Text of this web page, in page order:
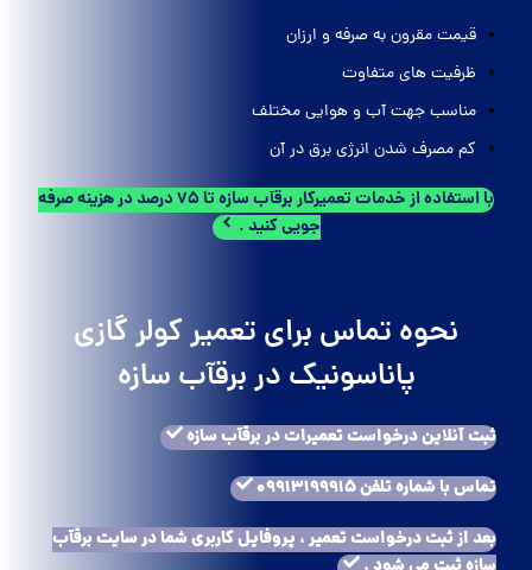
قیمت مقرون به صرفه و ارزان
ظرفیت های متفاوت
مناسب جهت آب و هوایی مختلف
کم مصرف شدن انرژی برق در آن
با استفاده از خدمات تعمیرکار برقآب سازه تا 75 درصد در هزینه صرفه
جویی کنید .
نحوه تماس برای تعمیر کولر گازی
پاناسونیک در برقآب سازه
ثبت آنلاین درخواست تعمیرات در برقآب سازه
تماس با شماره تلفن 09913199915
بعد از ثبت درخواست تعمیر ، پروفایل کاربری شما در سایت برقآب